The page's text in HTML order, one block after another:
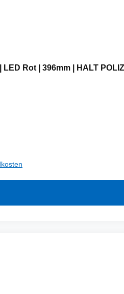
Rot | 396mm | HALT